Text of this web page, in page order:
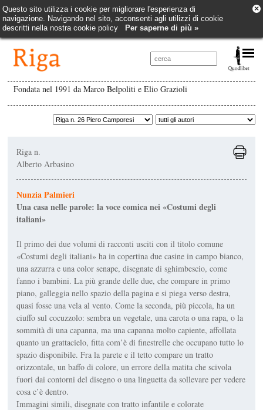
Questo sito utilizza i cookie per migliorare l'esperienza di
navigazione. Navigando nel sito, acconsenti agli utilizzi di cookie
descritti nella nostra cookie policy
Per saperne di più »
×
Fondata nel 1991 da Marco Belpoliti e Elio Grazioli
Riga n.
Alberto Arbasino
Nunzia Palmieri
Una casa nelle parole: la voce comica nei «Costumi degli
italiani»
Il primo dei due volumi di racconti usciti con il titolo comune
«Costumi degli italiani» ha in copertina due casine in campo bianco,
una azzurra e una color senape, disegnate di sghimbescio, come
fanno i bambini. La più grande delle due, che compare in primo
piano, galleggia nello spazio della pagina e si piega verso destra,
quasi fosse una vela al vento. Come la seconda, più piccola, ha un
ciuffo sul cocuzzolo: sembra un vegetale, una carota o una rapa, o la
sommità di una capanna, ma una capanna molto capiente, affollata
quanto un grattacielo, fitta com’è di finestrelle che occupano tutto lo
spazio disponibile. Fra la parete e il tetto compare un tratto
orizzontale, un baffo di colore, un errore della matita che scivola
fuori dai contorni del disegno o una linguetta da sollevare per vedere
cosa c’è dentro.
Immagini simili, disegnate con tratto infantile e colorate